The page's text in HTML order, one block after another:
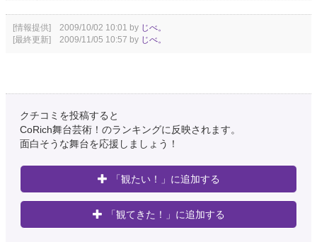
[情報提供] 2009/10/02 10:01 by じべ。
[最終更新] 2009/11/05 10:57 by じべ。
クチコミを投稿すると
CoRich舞台芸術！のランキングに反映されます。
面白そうな舞台を応援しましょう！
「観たい！」に追加する
「観てきた！」に追加する